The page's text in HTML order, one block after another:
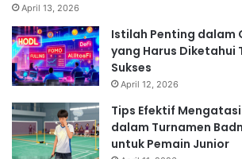
April 13, 2026
Istilah Penting dalam
yang Harus Diketahui
Sukses
April 12, 2026
Tips Efektif
dalam Turnamen
untuk Pemain Junior